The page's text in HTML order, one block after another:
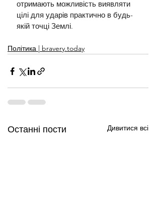
отримають можливість виявляти
цілі для ударів практично в будь-
якій точці Землі.
Політика | bravery.today
Останні пости Дивитися всі